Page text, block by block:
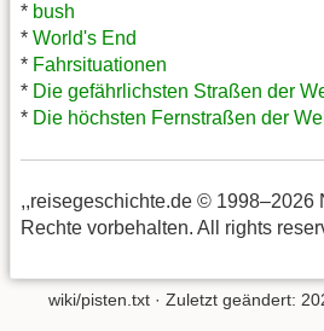
* bush
* World's End
* Fahrsituationen
* Die gefährlichsten Straßen der
* Die höchsten Fernstraßen der
,,reisegeschichte.de © 1998–2026
Rechte vorbehalten. All rights
wiki/pisten.txt · Zuletzt geändert: